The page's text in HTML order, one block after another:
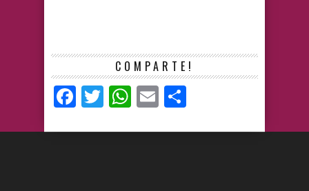
COMPARTE!
Facebook
TwitterWhatsApp
Email